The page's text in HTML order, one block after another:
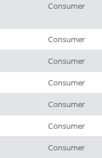
Consumer
Consumer
Consumer
Consumer
Consumer
Consumer
Consumer